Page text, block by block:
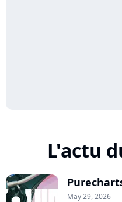
L'actu
May 29, 2026